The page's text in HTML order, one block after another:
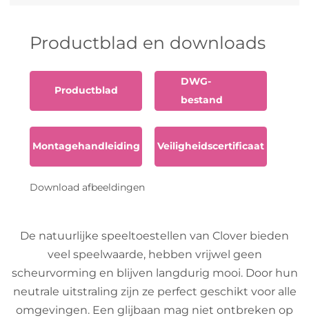
Productblad en downloads
Productblad
DWG-
bestand
Montagehandleiding Veiligheidscertificaat
Download afbeeldingen
De natuurlijke speeltoestellen van Clover bieden
veel speelwaarde, hebben vrijwel geen
scheurvorming en blijven langdurig mooi. Door hun
neutrale uitstraling zijn ze perfect geschikt voor alle
omgevingen. Een glijbaan mag niet ontbreken op